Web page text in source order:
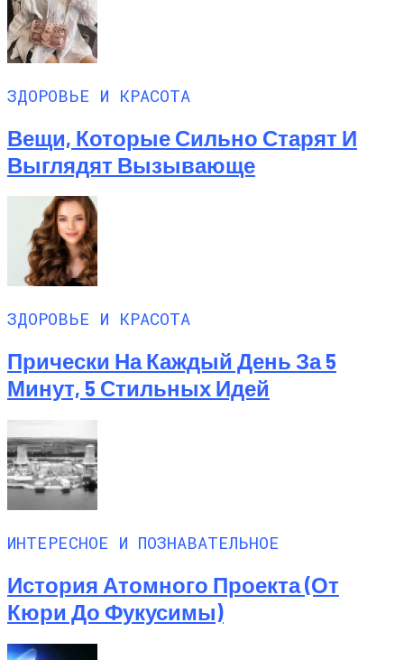
ЗДОРОВЬЕ И КРАСОТА
Вещи, Которые Сильно Старят И
Выглядят Вызывающе
ЗДОРОВЬЕ И КРАСОТА
Прически На Каждый День За 5
Минут, 5 Стильных Идей
ИНТЕРЕСНОЕ И ПОЗНАВАТЕЛЬНОЕ
История Атомного Проекта (от
Кюри До Фукусимы)